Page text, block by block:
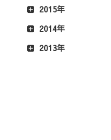
2015年
2014年
2013年